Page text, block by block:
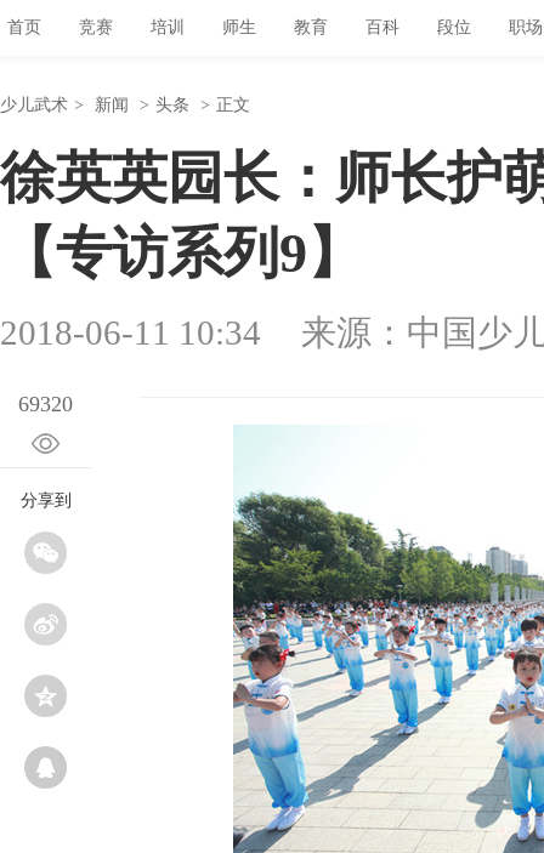
首页 竞赛 培训 师生 教育 百科 段位 职场
少儿武术 > 新闻 > 头条 > 正文
徐英英园长：师长护
【专访系列9】
2018-06-11 10:34 来源：中国少
69320
分享到